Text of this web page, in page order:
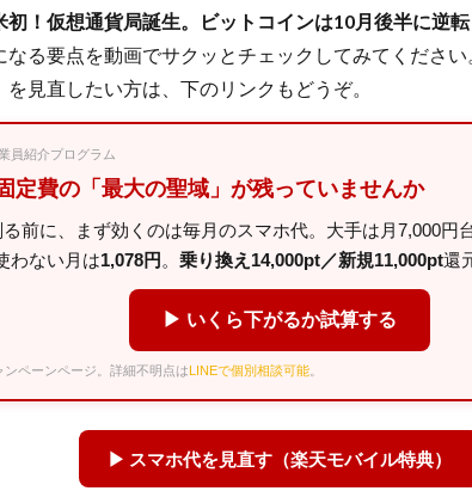
初！仮想通貨局誕生。ビットコインは10月後半に逆転
なる要点を動画でサクッとチェックしてみてくださ
を見直したい方は、下のリンクもどうぞ。
員紹介プログラム
定費の「最大の聖域」が残っていませんか
前に、まず効くのは毎月のスマホ代。大手は月7,000円
わない月は1,078円 。 乗り換え14,000pt／新規11,000pt還
▶ いくら下がるか試算する
ペーンページ。詳細不明点はLINEで個別相談可能
▶ スマホ代を見直す（楽天モバイル特典）